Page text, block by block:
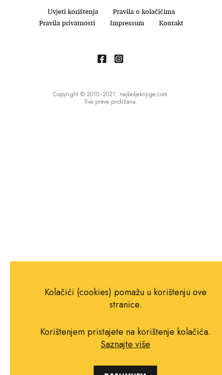
Uvjeti korištenja
Pravila o kolačićima
Pravila privatnosti
Impressum Kontakt
Copyright © 2010.-2021. najboljeknjige.com.
Sva prava pridržana.
Kolačići (cookies) pomažu u korištenju ove
stranice.
Korištenjem pristajete na korištenje kolačića.
Saznajte više